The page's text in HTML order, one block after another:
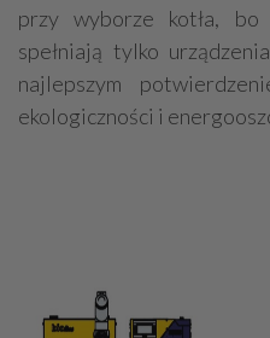
przy wyborze kotła,
spełniają tylko
najlepszym
ekologiczności i